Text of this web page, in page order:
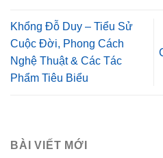
Khổng Đỗ Duy – Tiểu Sử
Cuộc Đời, Phong Cách
Nghệ Thuật & Các Tác
Phẩm Tiêu Biểu
BÀI VIẾT MỚI